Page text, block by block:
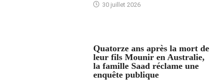
30 juillet 2026
Quatorze ans après la mort de
leur fils Mounir en Australie,
la famille Saad réclame une
enquête publique